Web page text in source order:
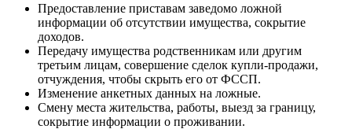
Предоставление приставам заведомо ложной
информации об отсутствии имущества, сокрытие
доходов.
Передачу имущества родственникам или другим
третьим лицам, совершение сделок купли-продажи,
отчуждения, чтобы скрыть его от ФССП.
Изменение анкетных данных на ложные.
Смену места жительства, работы, выезд за границу,
сокрытие информации о проживании.